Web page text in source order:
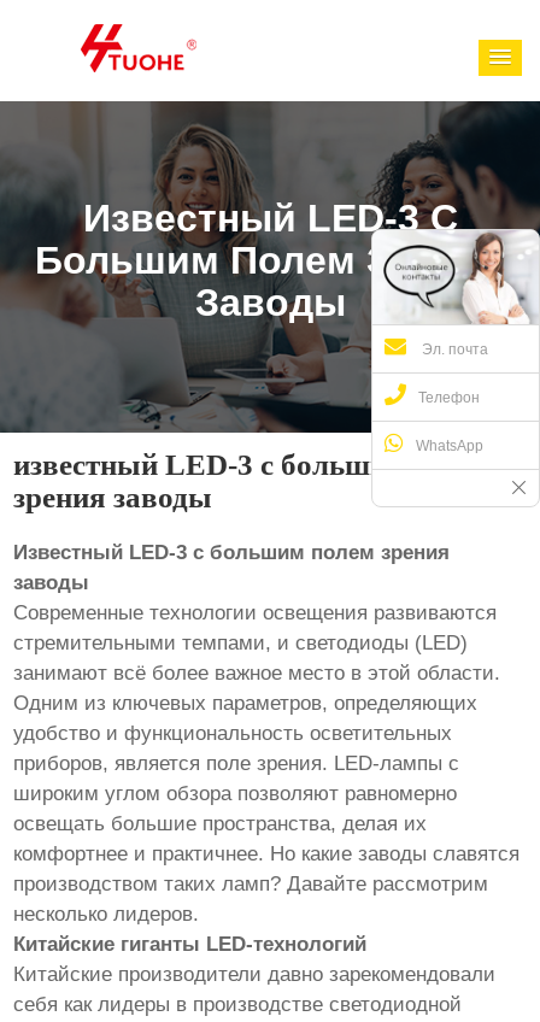
Известный LED-3 С
Большим Полем Зрения
Заводы
известный LED-3 с большим полем
зрения заводы
Известный LED-3 с большим полем зрения
заводы
Современные технологии освещения развиваются
стремительными темпами, и светодиоды (LED)
занимают всё более важное место в этой области.
Одним из ключевых параметров, определяющих
удобство и функциональность осветительных
приборов, является поле зрения. LED-лампы с
широким углом обзора позволяют равномерно
освещать большие пространства, делая их
комфортнее и практичнее. Но какие заводы славятся
производством таких ламп? Давайте рассмотрим
несколько лидеров.
Китайские гиганты LED-технологий
Китайские производители давно зарекомендовали
себя как лидеры в производстве светодиодной
Эл. почта
Телефон
WhatsApp